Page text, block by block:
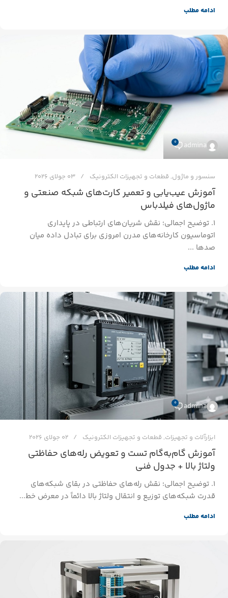
ادامه مطلب
admina
0
سنسور و ماژول, قطعات و تجهیزات الکترونیک 03 جولای 2026
آموزش عیب‌یابی و تعمیر کارت‌های شبکه صنعتی و
ماژول‌های فیلدباس
۱. توضیح اجمالی؛ نقش شریان‌های ارتباطی در پایداری
اتوماسیون کارخانه‌های مدرن امروزی برای تبادل داده میان
صدها ...
ادامه مطلب
admina
0
ابزارآلات و تجهیزات, قطعات و تجهیزات الکترونیک 02 جولای 2026
آموزش گام‌به‌گام تست و تعویض رله‌های حفاظتی
ولتاژ بالا + جدول فنی
۱. توضیح اجمالی؛ نقش رله‌های حفاظتی در بقای شبکه‌های
قدرت شبکه‌های توزیع و انتقال ولتاژ بالا دائماً در معرض خط...
ادامه مطلب